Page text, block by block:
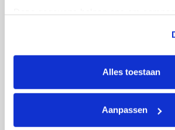
tonen. Je kunt je toestemming op elk
intrekken via Cookie instellingen
lijst met cookies is te vinden in het
Alles toestaan
Aanpassen
Word lid van mijn